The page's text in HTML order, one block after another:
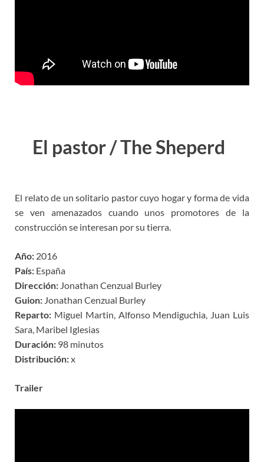
El pastor / The Sheperd
El relato de un solitario pastor cuyo hogar y forma de vida
se ven amenazados cuando unos promotores de la
construcción se interesan por su tierra.
Año: 2016
País: España
Dirección: Jonathan Cenzual Burley
Guion: Jonathan Cenzual Burley
Reparto: Miguel Martin, Alfonso Mendiguchia, Juan Luis
Sara, Maribel Iglesias
Duración: 98 minutos
Distribución:x
Trailer